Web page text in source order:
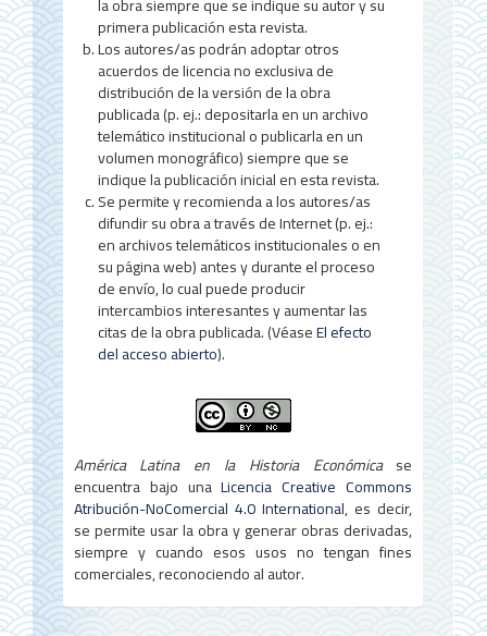
d
e
l
a
r
t
í
c
u
l
o
primera publicación esta revista.
Los autores/as podrán adoptar otros
acuerdos de licencia no exclusiva de
distribución de la versión de la obra
publicada (p. ej.: depositarla en un archivo
telemático institucional o publicarla en un
volumen monográfico) siempre que se
indique la publicación inicial en esta revista.
Se permite y recomienda a los autores/as
difundir su obra a través de Internet (p. ej.:
en archivos telemáticos institucionales o en
su página web) antes y durante el proceso
de envío, lo cual puede producir
intercambios interesantes y aumentar las
citas de la obra publicada. (VéaseEl efecto
del acceso abierto).
América Latina en la Historia Económicase
encuentra bajo unaLicencia Creative Commons
Atribución-NoComercial 4.0 International, es decir,
se permite usar la obra y generar obras derivadas,
siempre y cuando esos usos no tengan fines
comerciales, reconociendo al autor.